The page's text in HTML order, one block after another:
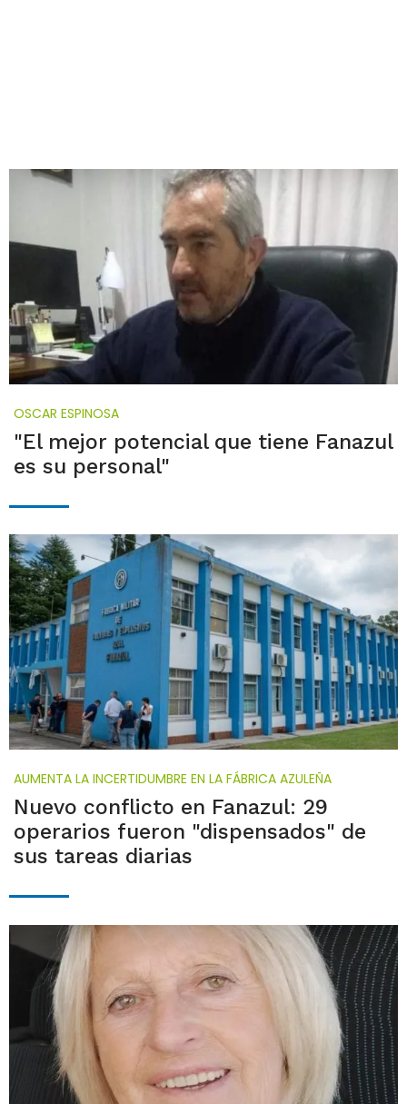
OSCAR ESPINOSA
"El mejor potencial que tiene Fanazul
es su personal"
AUMENTA LA INCERTIDUMBRE EN LA FÁBRICA AZULEÑA
Nuevo conflicto en Fanazul: 29
operarios fueron "dispensados" de
sus tareas diarias